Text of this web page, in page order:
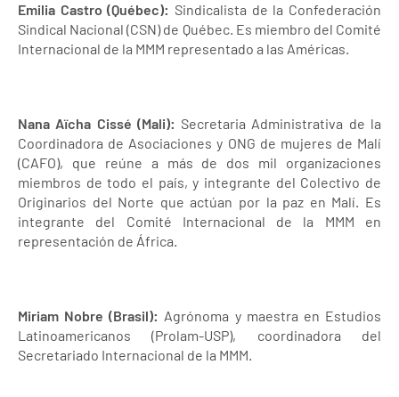
Emilia Castro (Québec): Sindicalista de la Confederación
Sindical Nacional (CSN) de Québec. Es miembro del Comité
Internacional de la MMM representado a las Américas.
Nana Aïcha Cissé (Mali): Secretaria Administrativa de la
Coordinadora de Asociaciones y ONG de mujeres de Malí
(CAFO), que reúne a más de dos mil organizaciones
miembros de todo el país, y integrante del Colectivo de
Originarios del Norte que actúan por la paz en Malí. Es
integrante del Comité Internacional de la MMM en
representación de África.
Miriam Nobre (Brasil): Agrónoma y maestra en Estudios
Latinoamericanos (Prolam-USP), coordinadora del
Secretariado Internacional de la MMM.